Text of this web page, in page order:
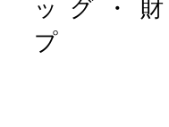
ッグ・
プ